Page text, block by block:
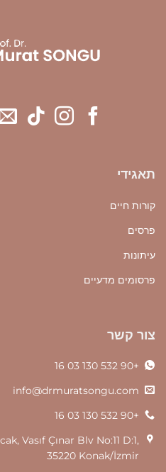
תאגידי
קורות חיים
פרסים
עיתונות
פרסומים מדעיים
צור קשר
+90 532 130 03 16
info@drmuratsongu.com
+90 532 130 03 16
Vasıf Çınar Blv No:11 D:1,
35220 Konak/İzmir